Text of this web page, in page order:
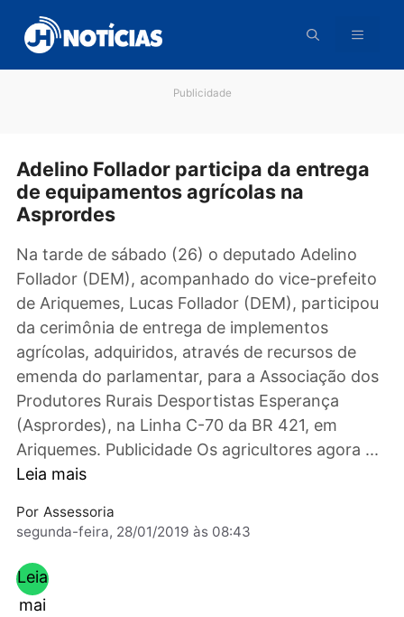
para
conteúdo
Adelino Follador participa da
de equipamentos agrícolas na
Na tarde de sábado (26) o deputado Adelino
Follador (DEM), acompanhado do vice-
de Ariquemes, Lucas Follador (DEM),
da cerimônia de entrega de implementos
agrícolas, adquiridos, através de recursos de
emenda do parlamentar, para a Associação
Produtores Rurais Desportistas Esperança
(Asprordes), na Linha C-70 da BR 421, em
Leia mais
Por Assessoria
segunda-feira, 28/01/2019 às 08:43